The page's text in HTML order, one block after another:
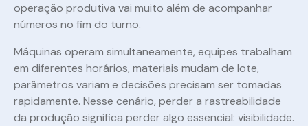
operação produtiva vai muito além de acompanhar
números no fim do turno.
Máquinas operam simultaneamente, equipes trabalham
em diferentes horários, materiais mudam de lote,
parâmetros variam e decisões precisam ser tomadas
rapidamente. Nesse cenário, perder a rastreabilidade
da produção significa perder algo essencial: visibilidade.